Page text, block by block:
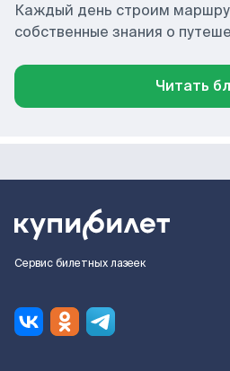
Каждый день строим
собственные знания о
Читать
Сервис билетных лазеек